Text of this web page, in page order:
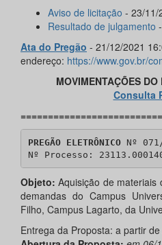
Aviso de licitação - 23/11/
Resultado de julgamento
Ata do Pregão - 21/12/2021
endereço: https://www.gov.br/
MOVIMENTAÇÕES DO
Consulta
PREGÃO ELETRÔNICO Nº
Nº Processo:
Objeto: Aquisição de materiais
demandas do Campus
Filho, Campus Lagarto, da
Entrega da Proposta: a partir